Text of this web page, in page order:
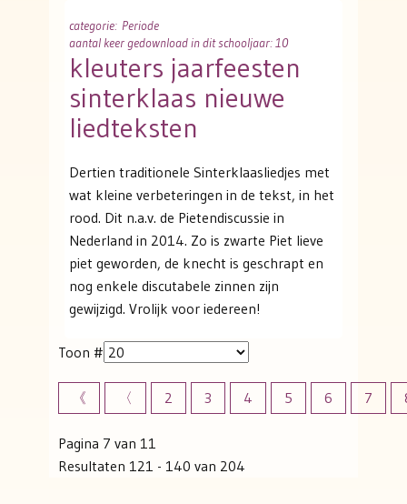
categorie: Periode
aantal keer gedownload in dit schooljaar: 10
kleuters jaarfeesten
sinterklaas nieuwe
liedteksten
Dertien traditionele Sinterklaasliedjes met
wat kleine verbeteringen in de tekst, in het
rood. Dit n.a.v. de Pietendiscussie in
Nederland in 2014. Zo is zwarte Piet lieve
piet geworden, de knecht is geschrapt en
nog enkele discutabele zinnen zijn
gewijzigd. Vrolijk voor iedereen!
Toon #
《 〈 2 3 4 5 6 7
Pagina 7 van 11
Resultaten 121 - 140 van 204